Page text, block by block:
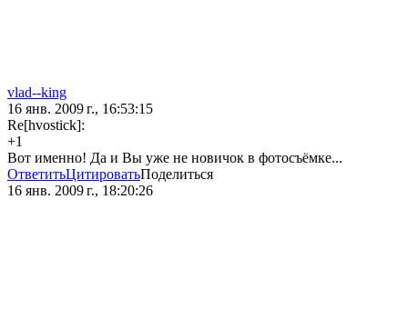
vlad--king
16 янв. 2009 г., 16:53:15
Re[hvostick]:
+1
Вот именно! Да и Вы уже не новичок в фотосъёмке...
ОтветитьЦитироватьПоделиться
16 янв. 2009 г., 18:20:26